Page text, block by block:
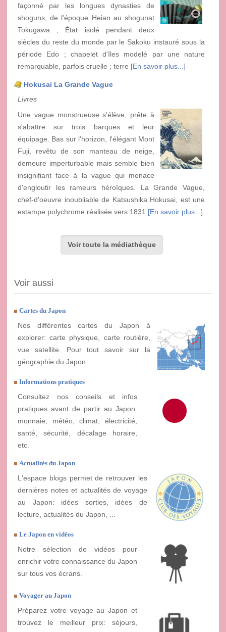
façonné par les longues dynasties de
shoguns, de l'époque Heian au shogunat
Tokugawa ; État isolé pendant deux
siècles du reste du monde par le Sakoku instauré sous la
période Edo ; chapelet d'îles modelé par une nature
remarquable, parfois cruelle ; terre [En savoir plus...]
Hokusai La Grande Vague
Livres
Une vague monstrueuse s'élève, prête à
s'abattre sur trois barques et leur
équipage. Bas sur l'horizon, l'élégant Mont
Fuji, revêtu de son manteau de neige,
demeure imperturbable mais semble bien
insignifiant face à la vague qui menace
d'engloutir les rameurs héroïques. La Grande Vague,
chef-d'oeuvre inoubliable de Katsushika Hokusai, est une
estampe polychrome réalisée vers 1831 [En savoir plus...]
Voir toute la médiathèque
Voir aussi
Cartes du Japon
Nos différentes cartes du Japon à
explorer: carte physique, carte routière,
vue satellite. Pour tout savoir sur la
géographie du Japon.
Informations pratiques
Consultez nos conseils et infos
pratiques avant de partir au Japon:
monnaie, météo, climat, électricité,
santé, sécurité, décalage horaire,
etc.
Actualités du Japon
L'espace blogs permet de retrouver les
dernières notes et actualités de voyage
au Japon: idées sorties, idées de
lecture, actualités du Japon, ...
Le Japon en vidéos
Notre sélection de vidéos pour
enrichir votre connaissance du Japon
sur tous vos écrans.
Voyager au Japon
Préparez votre voyage au Japon et
trouvez le meilleur prix: séjours,